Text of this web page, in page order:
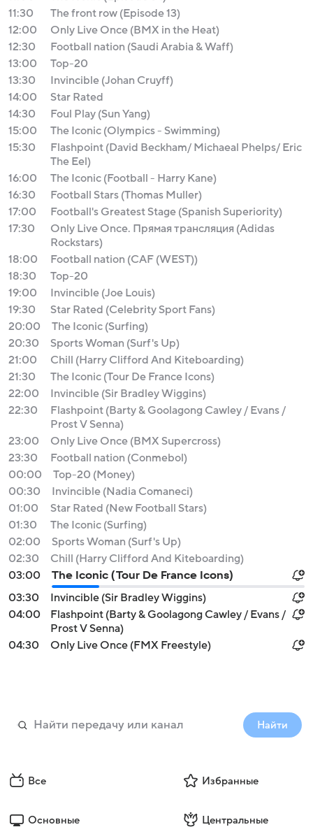
11:30
The front row (Episode 13)
12:00
Only Live Once (BMX in the Heat)
12:30
Football nation (Saudi Arabia & Waff)
13:00
Top-20
13:30
Invincible (Johan Cruyff)
14:00
Star Rated
14:30
Foul Play (Sun Yang)
15:00
The Iconic (Olympics - Swimming)
15:30
Flashpoint (David Beckham/ Michaeal Phelps/ Eric
The Eel)
16:00
The Iconic (Football - Harry Kane)
16:30
Football Stars (Thomas Muller)
17:00
Football's Greatest Stage (Spanish Superiority)
17:30
Only Live Once. Прямая трансляция (Adidas
Rockstars)
18:00
Football nation (CAF (WEST))
18:30
Top-20
19:00
Invincible (Joe Louis)
19:30
Star Rated (Celebrity Sport Fans)
20:00
The Iconic (Surfing)
20:30
Sports Woman (Surf's Up)
21:00
Chill (Harry Clifford And Kiteboarding)
21:30
The Iconic (Tour De France Icons)
22:00
Invincible (Sir Bradley Wiggins)
22:30
Flashpoint (Barty & Goolagong Cawley / Evans /
Prost V Senna)
23:00
Only Live Once (BMX Supercross)
23:30
Football nation (Conmebol)
00:00
Top-20 (Money)
00:30
Invincible (Nadia Comaneci)
01:00
Star Rated (New Football Stars)
01:30
The Iconic (Surfing)
02:00
Sports Woman (Surf's Up)
02:30
Chill (Harry Clifford And Kiteboarding)
03:00
The Iconic (Tour De France Icons)
03:30
Invincible (Sir Bradley Wiggins)
04:00
Flashpoint (Barty & Goolagong Cawley / Evans /
Prost V Senna)
04:30
Only Live Once (FMX Freestyle)
Найти
Все Избранные
Основные Центральные